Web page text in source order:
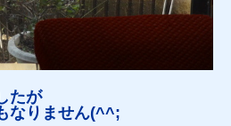
たが
なりません(^^;